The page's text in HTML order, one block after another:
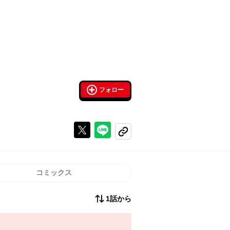
フォロー
Xで投稿するラインでシェアする
コピーする
コミックス
1話から